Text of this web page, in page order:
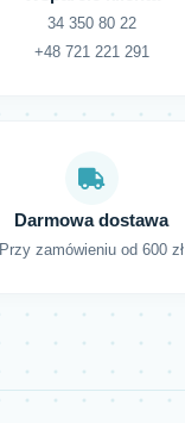
34 350 80 22
+48 721 221 291
Darmowa dostawa
Przy zamówieniu od 600 zł